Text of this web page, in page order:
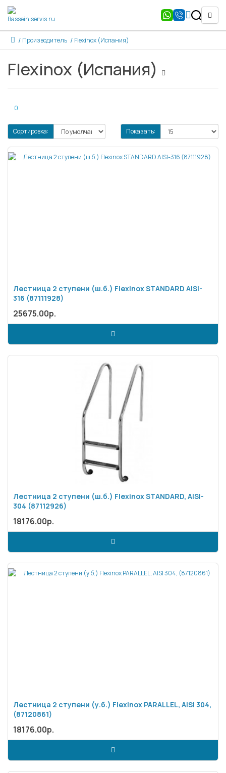
Производитель Flexinox (Испания)
Flexinox (Испания)
0
Сортировка: Показать:
Лестница 2 ступени (ш.б.) Flexinox STANDARD AISI-
316 (87111928)
25675.00р.
Лестница 2 ступени (ш.б.) Flexinox STANDARD, AISI-
304 (87112926)
18176.00р.
Лестница 2 ступени (у.б.) Flexinox PARALLEL, AISI 304,
(87120861)
18176.00р.